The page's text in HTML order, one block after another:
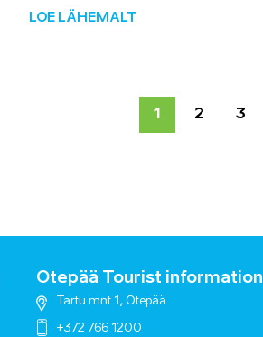
LOE LÄHEMALT
1 2 3
Otepää Tourist information
Tartu mnt 1, Otepää
+372 766 1200